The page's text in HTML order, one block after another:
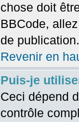
chose doit
BBCode,
de publication.
Revenir en
Puis-je
Ceci dépend
contrôle